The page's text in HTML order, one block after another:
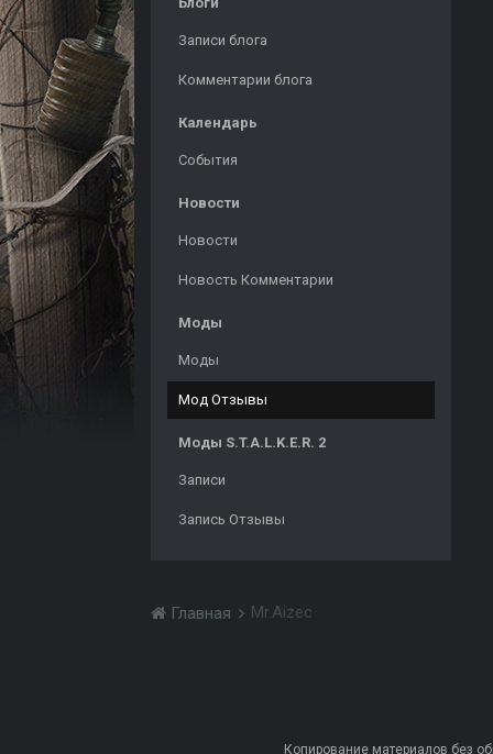
Записи блога
Комментарии блога
Календарь
События
Новости
Новости
Новость Комментарии
Моды
Моды
Мод Отзывы
Моды S.T.A.L.K.E.R. 2
Записи
Запись Отзывы
Главная Mr.Aizec
Копирование материалов без